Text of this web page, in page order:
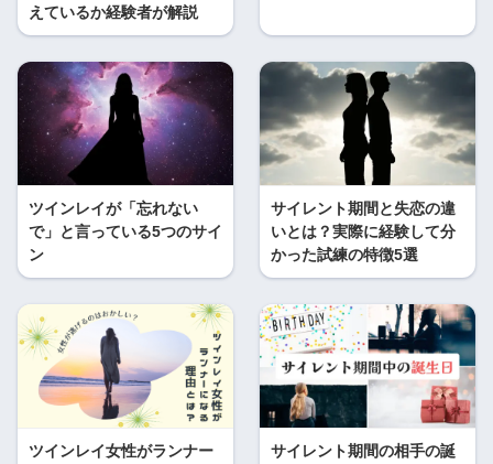
えているか経験者が解説
ツインレイが「忘れない
で」と言っている5つのサイ
ン
サイレント期間と失恋の違
いとは？実際に経験して分
かった試練の特徴5選
ツインレイ女性がランナー
サイレント期間の相手の誕